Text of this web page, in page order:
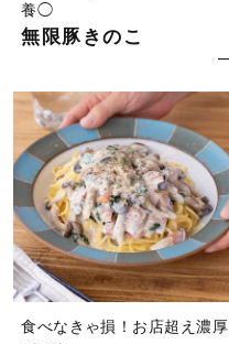
養◯
無限豚きのこ
食べなきゃ損！お店超え濃厚